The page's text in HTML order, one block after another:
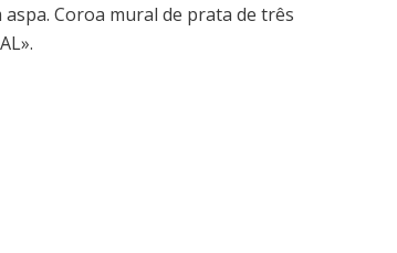
Coroa mural de prata de três